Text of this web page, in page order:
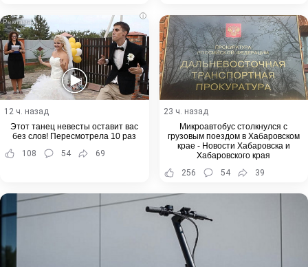
i
12 ч. назад
Этот танец невесты оставит вас
без слов! Пересмотрела 10 раз
108
54 69
23 ч. назад
Микроавтобус столкнулся с
грузовым поездом в Хабаровском
крае - Новости Хабаровска и
Хабаровского края
256
54 39